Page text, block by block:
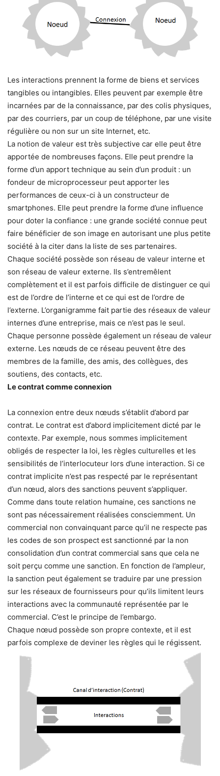
Les interactions prennent la forme de biens et services
tangibles ou intangibles. Elles peuvent par exemple être
incarnées par de la connaissance, par des colis physiques,
par des courriers, par un coup de téléphone, par une visite
régulière ou non sur un site Internet, etc.
La notion de valeur est très subjective car elle peut être
apportée de nombreuses façons. Elle peut prendre la
forme d’un apport technique au sein d’un produit : un
fondeur de microprocesseur peut apporter les
performances de ceux-ci à un constructeur de
smartphones. Elle peut prendre la forme d’une influence
pour doter la confiance : une grande société connue peut
faire bénéficier de son image en autorisant une plus petite
société à la citer dans la liste de ses partenaires.
Chaque société possède son réseau de valeur interne et
son réseau de valeur externe. Ils s’entremêlent
complètement et il est parfois difficile de distinguer ce qui
est de l’ordre de l’interne et ce qui est de l’ordre de
l’externe. L’organigramme fait partie des réseaux de valeur
internes d’une entreprise, mais ce n’est pas le seul.
Chaque personne possède également un réseau de valeur
externe. Les nœuds de ce réseau peuvent être des
membres de la famille, des amis, des collègues, des
soutiens, des contacts, etc.
Le contrat comme connexion
La connexion entre deux nœuds s’établit d’abord par
contrat. Le contrat est d’abord implicitement dicté par le
contexte. Par exemple, nous sommes implicitement
obligés de respecter la loi, les règles culturelles et les
sensibilités de l’interlocuteur lors d’une interaction. Si ce
contrat implicite n’est pas respecté par le représentant
d’un nœud, alors des sanctions peuvent s’appliquer.
Comme dans toute relation humaine, ces sanctions ne
sont pas nécessairement réalisées consciemment. Un
commercial non convainquant parce qu’il ne respecte pas
les codes de son prospect est sanctionné par la non
consolidation d’un contrat commercial sans que cela ne
soit perçu comme une sanction. En fonction de l’ampleur,
la sanction peut également se traduire par une pression
sur les réseaux de fournisseurs pour qu’ils limitent leurs
interactions avec la communauté représentée par le
commercial. C’est le principe de l’embargo.
Chaque nœud possède son propre contexte, et il est
parfois complexe de deviner les règles qui le régissent.